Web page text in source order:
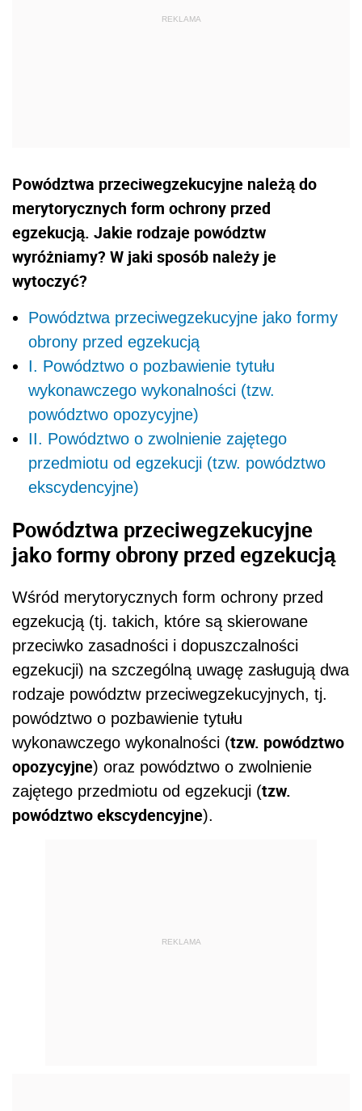
Powództwa przeciwegzekucyjne należą do
merytorycznych form ochrony przed
egzekucją. Jakie rodzaje powództw
wyróżniamy? W jaki sposób należy je
wytoczyć?
Powództwa przeciwegzekucyjne jako formy
obrony przed egzekucją
I. Powództwo o pozbawienie tytułu
wykonawczego wykonalności (tzw.
powództwo opozycyjne)
II. Powództwo o zwolnienie zajętego
przedmiotu od egzekucji (tzw. powództwo
ekscydencyjne)
Powództwa przeciwegzekucyjne
jako formy obrony przed egzekucją
Wśród merytorycznych form ochrony przed
egzekucją (tj. takich, które są skierowane
przeciwko zasadności i dopuszczalności
egzekucji) na szczególną uwagę zasługują dwa
rodzaje powództw przeciwegzekucyjnych, tj.
powództwo o pozbawienie tytułu
wykonawczego wykonalności (tzw. powództwo
opozycyjne) oraz powództwo o zwolnienie
zajętego przedmiotu od egzekucji (tzw.
powództwo ekscydencyjne).
REKLAMA